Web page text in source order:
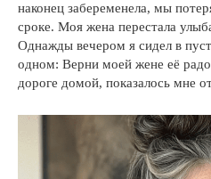
наконец забеременела, мы
сроке. Моя жена перестала
Однажды вечером я сидел в
одном: Верни моей жене её
дороге домой, показалось мне